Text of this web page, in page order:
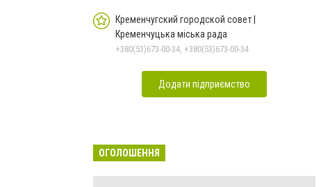
Кременчугский городской совет |
Кременчуцька міська рада
+380(53)673-00-34, +380(53)673-00-34
Додати підприємство
ОГОЛОШЕННЯ